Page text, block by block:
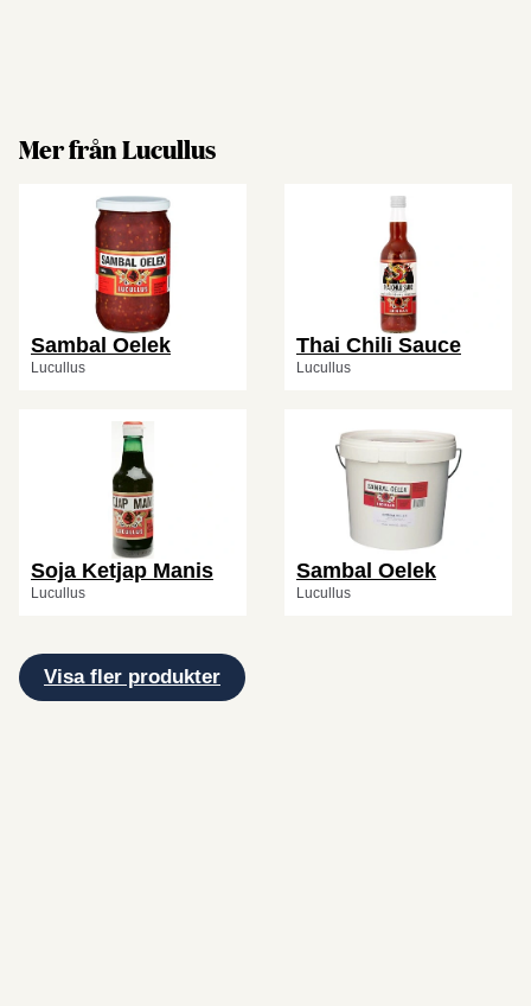
Mer från Lucullus
Sambal Oelek
Lucullus
Thai Chili Sauce
Lucullus
Soja Ketjap Manis
Lucullus
Sambal Oelek
Lucullus
Visa fler produkter